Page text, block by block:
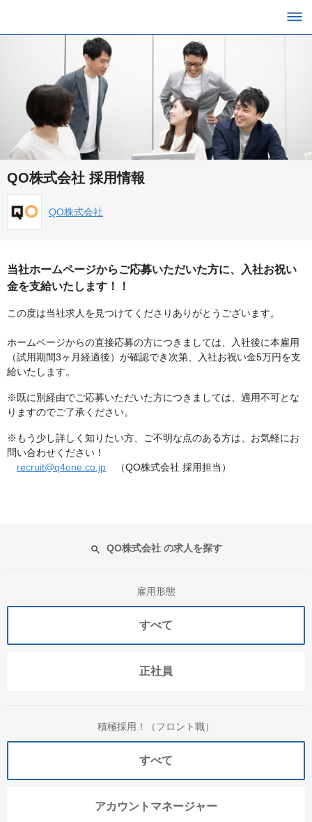
QO株式会社 採用情報
QO株式会社
当社ホームページからご応募いただいた方に、入社お祝い
金を支給いたします！！
この度は当社求人を見つけてくださりありがとうございます。
ホームページからの直接応募の方につきましては、入社後に本雇用
（試用期間3ヶ月経過後）が確認でき次第、入社お祝い金5万円を支
給いたします。
※既に別経由でご応募いただいた方につきましては、適用不可とな
りますのでご了承ください。
※もう少し詳しく知りたい方、ご不明な点のある方は、お気軽にお
問い合わせください！
recruit@q4one.co.jp （QO株式会社 採用担当）
QO株式会社 の求人を探す
雇用形態
すべて
正社員
積極採用！（フロント職）
すべて
アカウントマネージャー